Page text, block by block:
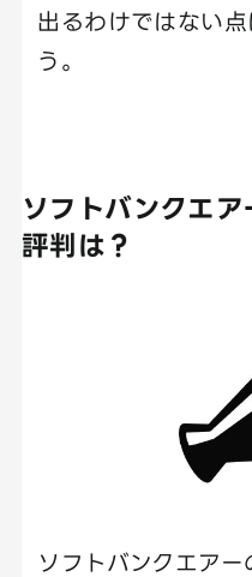
出るわけではない点
う。
ソフトバンクエア
評判は？
ソフトバンクエアー